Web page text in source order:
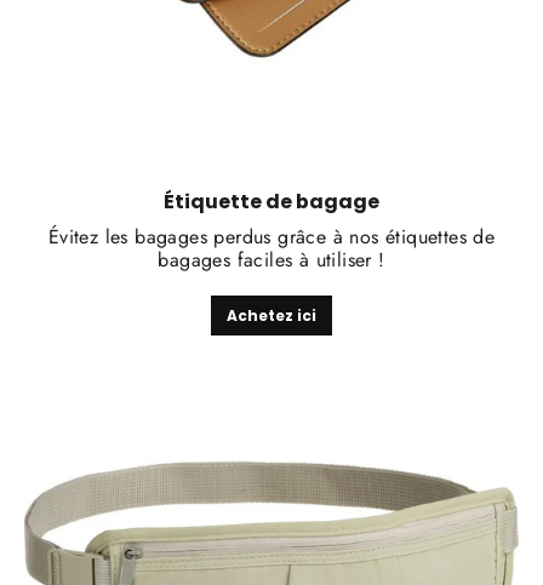
Étiquette de bagage
Évitez les bagages perdus grâce à nos étiquettes de
bagages faciles à utiliser !
Achetez ici